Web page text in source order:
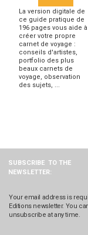
La version digitale de
ce guide pratique de
196 pages vous aide à
créer votre propre
carnet de voyage :
conseils d'artistes,
portfolio des plus
beaux carnets de
voyage, observation
des sujets, ...
SUBSCRIBE TO THE
NEWSLETTER:
Your email address is
Editions newsletter. You
unsubscribe at any time.